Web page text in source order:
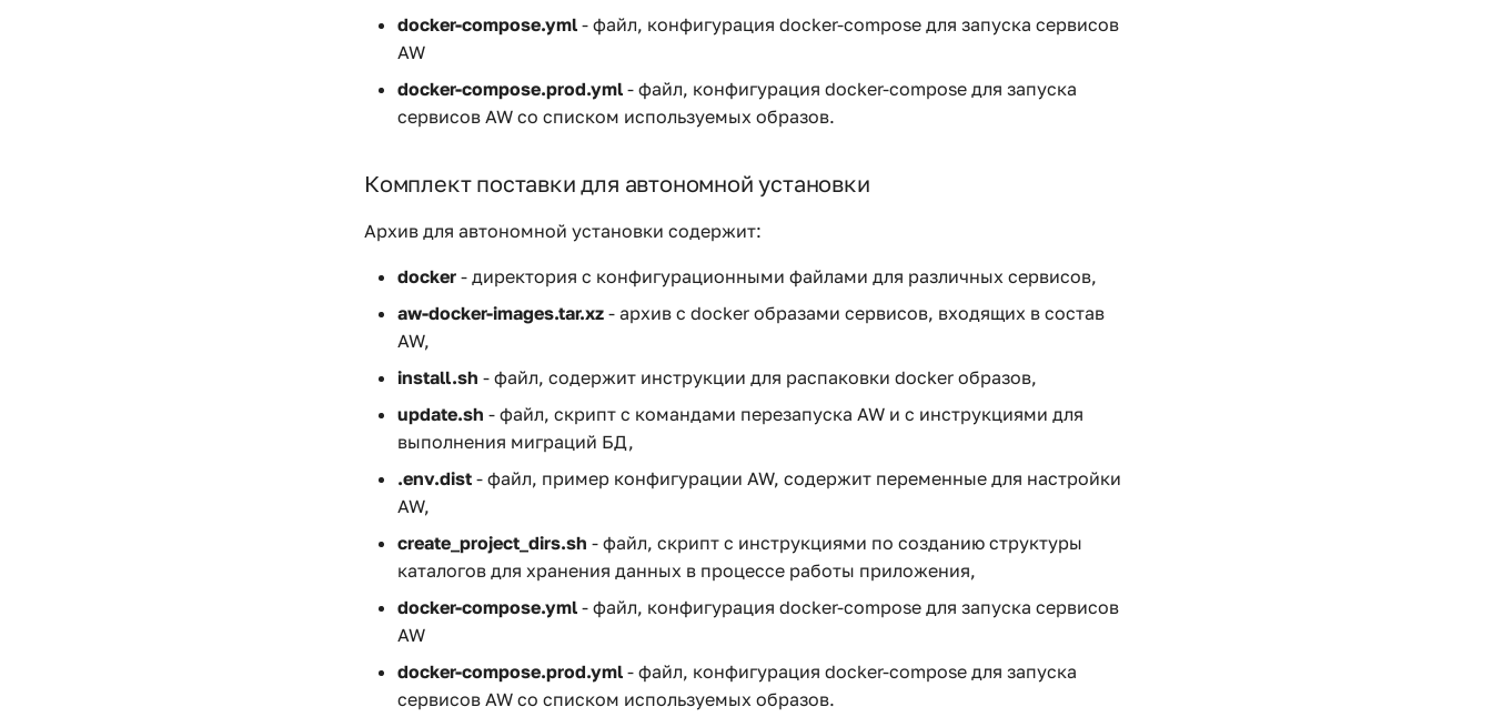
docker-compose.yml - файл, конфигурация docker-compose для запуска сервисов
AW
docker-compose.prod.yml - файл, конфигурация docker-compose для запуска
сервисов AW со списком используемых образов.
Комплект поставки для автономной установки
Архив для автономной установки содержит:
docker - директория с конфигурационными файлами для различных сервисов,
aw-docker-images.tar.xz - архив с docker образами сервисов, входящих в состав
AW,
install.sh - файл, содержит инструкции для распаковки docker образов,
update.sh - файл, скрипт с командами перезапуска AW и с инструкциями для
выполнения миграций БД,
.env.dist - файл, пример конфигурации AW, содержит переменные для настройки
AW,
create_project_dirs.sh - файл, скрипт с инструкциями по созданию структуры
каталогов для хранения данных в процессе работы приложения,
docker-compose.yml - файл, конфигурация docker-compose для запуска сервисов
AW
docker-compose.prod.yml - файл, конфигурация docker-compose для запуска
сервисов AW со списком используемых образов.